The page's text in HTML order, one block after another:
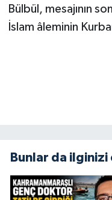
Bülbül, mesajının
İslam âleminin
Bunlar da